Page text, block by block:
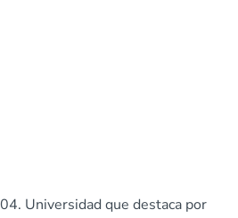
Universidad que destaca por